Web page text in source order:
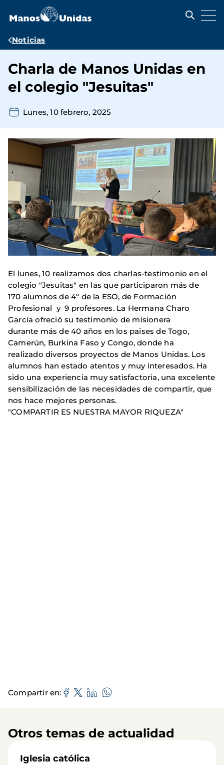
contenido
Ruta
navegación
Noticias
Charla de Manos Unidas en
el colegio "Jesuitas"
Lunes, 10 febrero, 2025
El lunes, 10 realizamos dos charlas-testimonio en el
colegio "Jesuitas" en las que participaron más de
170 alumnos de 4º de la ESO, de Formación
Profesional y 9 profesores. La Hermana Charo
García ofreció su testimonio de misionera
durante más de 40 años en los paises de Togo,
Camerún, Burkina Faso y Congo, donde ha
realizado diversos proyectos de Manos Unidas. Los
alumnos han estado atentos y muy interesados. Ha
sido una experiencia muy satisfactoria, una excelente
sensibilización de las necesidades de compartir, que
nos hace mejores personas.
"COMPARTIR ES NUESTRA MAYOR RIQUEZA"
Compartir en
Otros temas de actualidad
Iglesia católica